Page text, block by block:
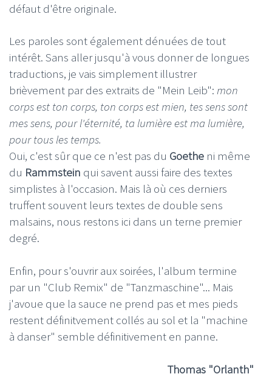
défaut d'être originale.
Les paroles sont également dénuées de tout
intérêt. Sans aller jusqu'à vous donner de longues
traductions, je vais simplement illustrer
brièvement par des extraits de "Mein Leib": mon
corps est ton corps, ton corps est mien, tes sens sont
mes sens, pour l'éternité, ta lumière est ma lumière,
pour tous les temps.
Oui, c'est sûr que ce n'est pas du Goethe ni même
du Rammstein qui savent aussi faire des textes
simplistes à l'occasion. Mais là où ces derniers
truffent souvent leurs textes de double sens
malsains, nous restons ici dans un terne premier
degré.
Enfin, pour s'ouvrir aux soirées, l'album termine
par un "Club Remix" de "Tanzmaschine"... Mais
j'avoue que la sauce ne prend pas et mes pieds
restent définitvement collés au sol et la "machine
à danser" semble définitivement en panne.
Thomas "Orlanth"